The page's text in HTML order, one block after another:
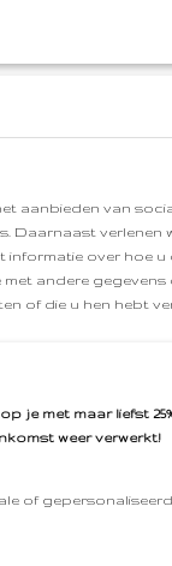
op een
vanaf
Het zachte
kan worden
gaan erg
leuk weg
geboorte
Afhalen
Save
aanbieden van
Daarnaast verlenen
over hoe u
andere gegevens
of die u hen hebt
je met maar liefst
weer verwerkt!
of